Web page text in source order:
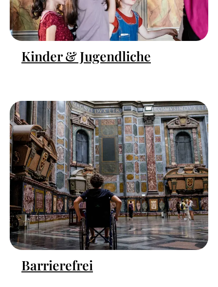
Kinder & Jugendliche
Barrierefrei